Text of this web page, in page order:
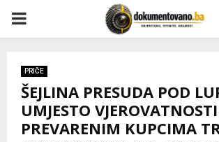
P
M
PRIČE
ŠEJLINA PRESUDA POD
UMJESTO
PREVARENIM KUPCIMA